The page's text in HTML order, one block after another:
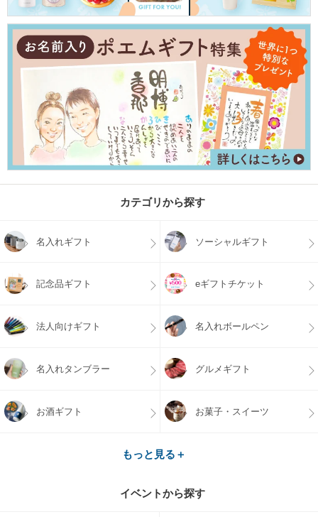
カテゴリから探す
名入れギフト ソーシャルギフト
記念品ギフト eギフトチケット
法人向けギフト 名入れボールペン
名入れタンブラー グルメギフト
お酒ギフト お菓子・スイーツ
もっと見る＋
イベントから探す